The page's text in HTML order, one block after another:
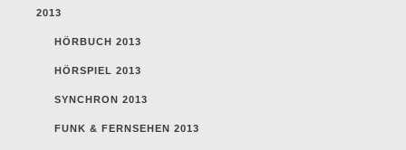
2013
HÖRBUCH 2013
HÖRSPIEL 2013
SYNCHRON 2013
FUNK & FERNSEHEN 2013